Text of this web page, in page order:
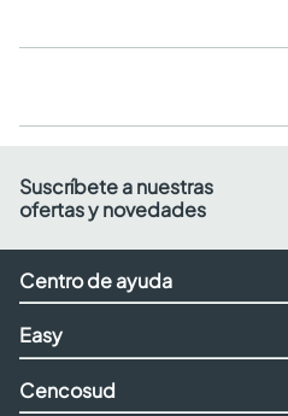
Suscríbete a nuestras
ofertas y novedades
Centro de ayuda
Easy
Cencosud